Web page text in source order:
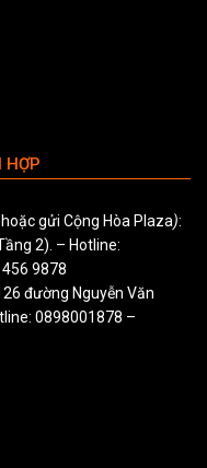
HỢP
gửi Cộng Hòa Plaza):
2). – Hotline:
9878
đường Nguyễn Văn
0898001878 –